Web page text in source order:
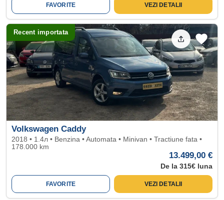
FAVORITE VEZI DETALII
Recent importata
Volkswagen Caddy
2018 • 1.4л • Benzina • Automata • Minivan • Tractiune fata •
178.000 km
13.499,00 €
De la 315€ luna
FAVORITE VEZI DETALII